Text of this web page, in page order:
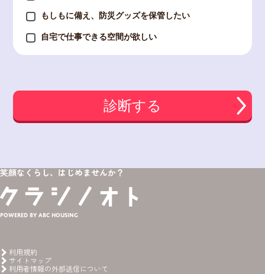
もしもに備え、防災グッズを保管したい
自宅で仕事できる空間が欲しい
診断する
笑顔なくらし、はじめませんか？
Powered by ABC HOUSING
利用規約
サイトマップ
利用者情報の外部送信について